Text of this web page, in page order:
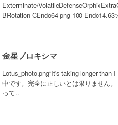
Exterminate/
BRotation CEndo64.png 100
金星プロキシマ
Lotus_photo.png“It's taking longer than
中です。完全に正しいとは限りません
って...